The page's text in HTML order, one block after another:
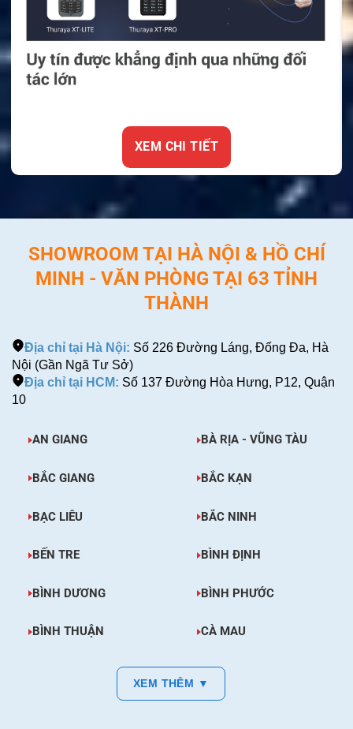
XEM CHI TIẾT
SHOWROOM TẠI HÀ NỘI & HỒ CHÍ
MINH - VĂN PHÒNG TẠI 63 TỈNH
THÀNH
Địa chỉ tại Hà Nội: Số 226 Đường Láng, Đống Đa, Hà
Nội (Gần Ngã Tư Sở)
Địa chỉ tại HCM: Số 137 Đường Hòa Hưng, P12, Quận
10
AN GIANG BÀ RỊA - VŨNG TÀU
BẮC GIANG BẮC KẠN
BẠC LIÊU BẮC NINH
BẾN TRE BÌNH ĐỊNH
BÌNH DƯƠNG BÌNH PHƯỚC
BÌNH THUẬN CÀ MAU
XEM THÊM ▼